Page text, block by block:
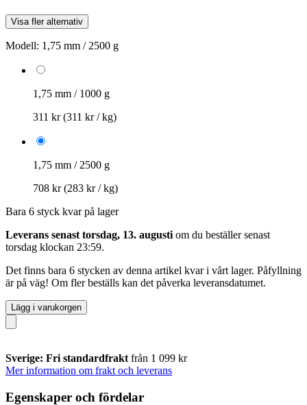
Visa fler alternativ
Modell: 1,75 mm / 2500 g
1,75 mm / 1000 g
311 kr(311 kr / kg)
1,75 mm / 2500 g
708 kr(283 kr / kg)
Bara 6 styck kvar på lager
Leverans senast torsdag, 13. augusti om du beställer senast
torsdag klockan 23:59.
Det finns bara 6 stycken av denna artikel kvar i vårt lager. Påfyllning
är på väg! Om fler beställs kan det påverka leveransdatumet.
Lägg i varukorgen
Sverige: Fri standardfrakt från 1 099 kr
Mer information om frakt och leverans
Egenskaper och fördelar